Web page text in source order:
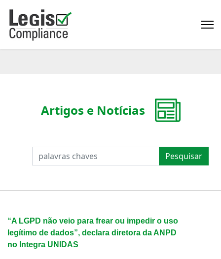
PESQUISAR Pesquisar
Artigos e Notícias
“A LGPD não veio para frear ou impedir o uso
legítimo de dados”, declara diretora da ANPD
no Integra UNIDAS